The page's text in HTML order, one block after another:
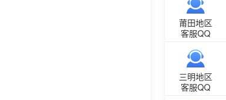
莆田地区
客服QQ
三明地区
客服QQ